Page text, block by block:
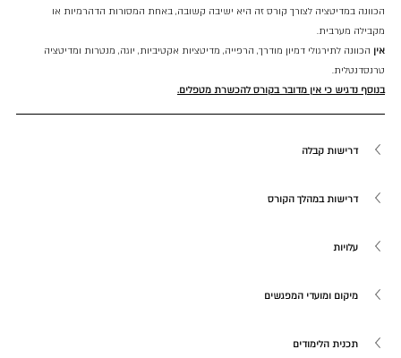
הכוונה במדיטציה לצורך קורס זה היא ישיבה קשובה, באחת המסורות הדהרמיות או
מקבילה מערבית.
אין הכוונה לתירגולי דמיון מודרך, הרפייה, מדיטציות אקטיביות, יוגה, מנטרות ומדיטציה
טרנסדנטלית.
בנוסף נדגיש כי אין מדובר בקורס להכשרת מטפלים.
דרישות קבלה
דרישות במהלך הקורס
עלויות
מיקום ומועדי המפגשים
תכנית הלימודים